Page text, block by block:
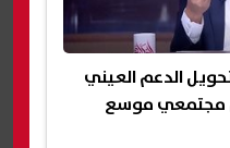
الدعم العيني
مجتمعي موسع